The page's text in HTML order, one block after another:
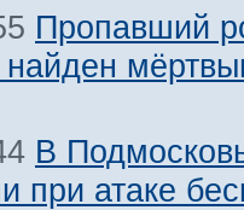
Пропавший
В
при атаке